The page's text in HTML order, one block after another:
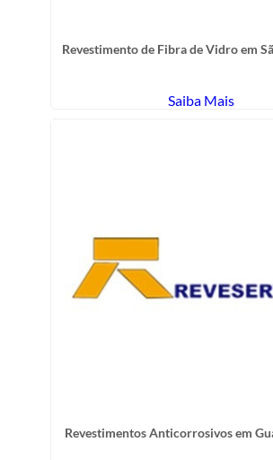
Revestimento de Fibra de Vidro em
Saiba Mais
Revestimentos Anticorrosivos em